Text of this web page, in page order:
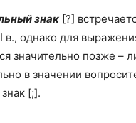
знак [?]
в., однако для
значительно позже –
в значении
[;].